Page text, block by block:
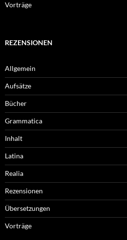
Vorträge
REZENSIONEN
Allgemein
Aufsätze
Bücher
Grammatica
Inhalt
Latina
Realia
Rezensionen
Übersetzungen
Vorträge